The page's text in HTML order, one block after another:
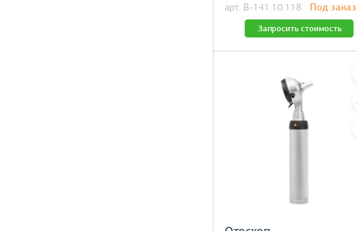
арт. B-141.10.118 Под заказ
Запросить стоимость